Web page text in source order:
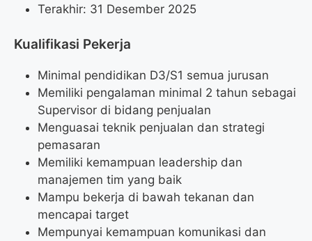
Terakhir: 31 Desember 2025
Kualifikasi Pekerja
Minimal pendidikan D3/S1 semua jurusan
Memiliki pengalaman minimal 2 tahun sebagai
Supervisor di bidang penjualan
Menguasai teknik penjualan dan strategi
pemasaran
Memiliki kemampuan leadership dan
manajemen tim yang baik
Mampu bekerja di bawah tekanan dan
mencapai target
Mempunyai kemampuan komunikasi dan